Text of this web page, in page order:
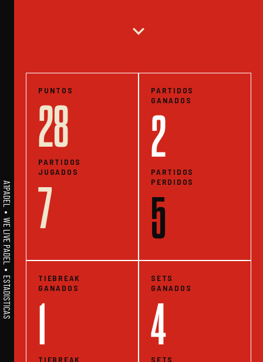
A1PADEL • WE LIVE PADEL • ESTADISTICAS
expand_more
PUNTOS
28
PARTIDOS
JUGADOS
7
PARTIDOS
GANADOS
2
PARTIDOS
PERDIDOS
5
TIEBREAK
GANADOS
1
TIEBREAK
SETS
GANADOS
4
SETS